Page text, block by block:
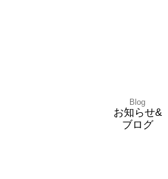
Blog
お知らせ&
ブログ